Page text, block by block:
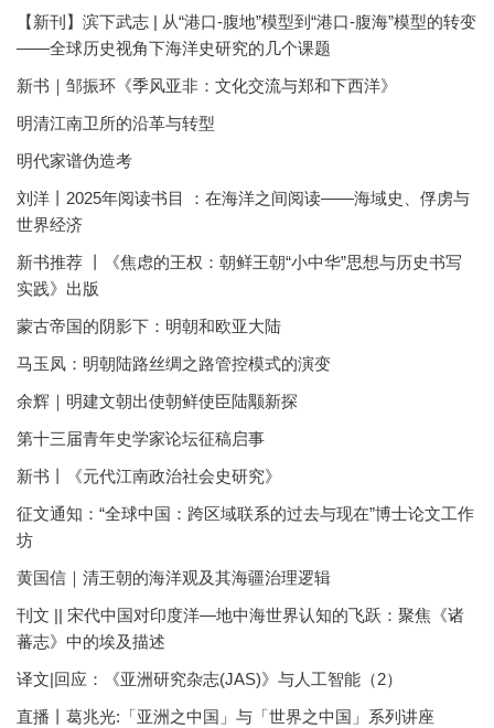
【新刊】滨下武志 | 从“港口-腹地”模型到“港口-腹海”模型的转变
——全球历史视角下海洋史研究的几个课题
新书｜邹振环《季风亚非：文化交流与郑和下西洋》
明清江南卫所的沿革与转型
明代家谱伪造考
刘洋丨2025年阅读书目 ：在海洋之间阅读——海域史、俘虏与
世界经济
新书推荐 丨《焦虑的王权：朝鲜王朝“小中华”思想与历史书写
实践》出版
蒙古帝国的阴影下：明朝和欧亚大陆
马玉凤：明朝陆路丝绸之路管控模式的演变
余辉｜明建文朝出使朝鲜使臣陆颙新探
第十三届青年史学家论坛征稿启事
新书丨《元代江南政治社会史研究》
征文通知：“全球中国：跨区域联系的过去与现在”博士论文工作
坊
黄国信｜清王朝的海洋观及其海疆治理逻辑
刊文 || 宋代中国对印度洋—地中海世界认知的飞跃：聚焦《诸
蕃志》中的埃及描述
译文|回应：《亚洲研究杂志(JAS)》与人工智能（2）
直播丨葛兆光:「亚洲之中国」与「世界之中国」系列讲座